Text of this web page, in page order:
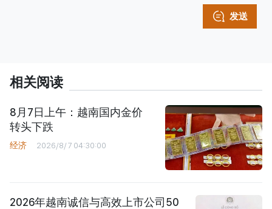
发送
相关阅读
8月7日上午：越南国内金价
转头下跌
经济 2026/8/7 04:30:00
2026年越南诚信与高效上市公司50